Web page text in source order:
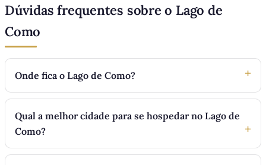
Dúvidas frequentes sobre o Lago de
Como
Onde fica o Lago de Como?
Qual a melhor cidade para se hospedar no Lago de
Como?